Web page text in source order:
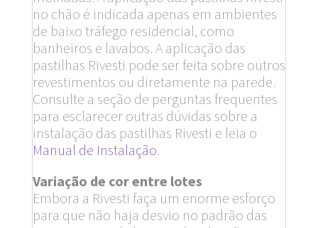
no chão é indicada apenas em ambientes
de baixo tráfego residencial, como
banheiros e lavabos. A aplicação das
pastilhas Rivesti pode ser feita sobre outros
revestimentos ou diretamente na parede.
Consulte a seção de perguntas frequentes
para esclarecer outras dúvidas sobre a
instalação das pastilhas Rivesti e leia o
Manual de Instalação.
Variação de cor entre lotes
Embora a Rivesti faça um enorme esforço
para que não haja desvio no padrão das